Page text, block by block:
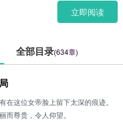
小疯子。</
立即阅读
全部目录(634章)
在这位女帝脸上留下太深的痕迹。
而尊贵，令人仰望。